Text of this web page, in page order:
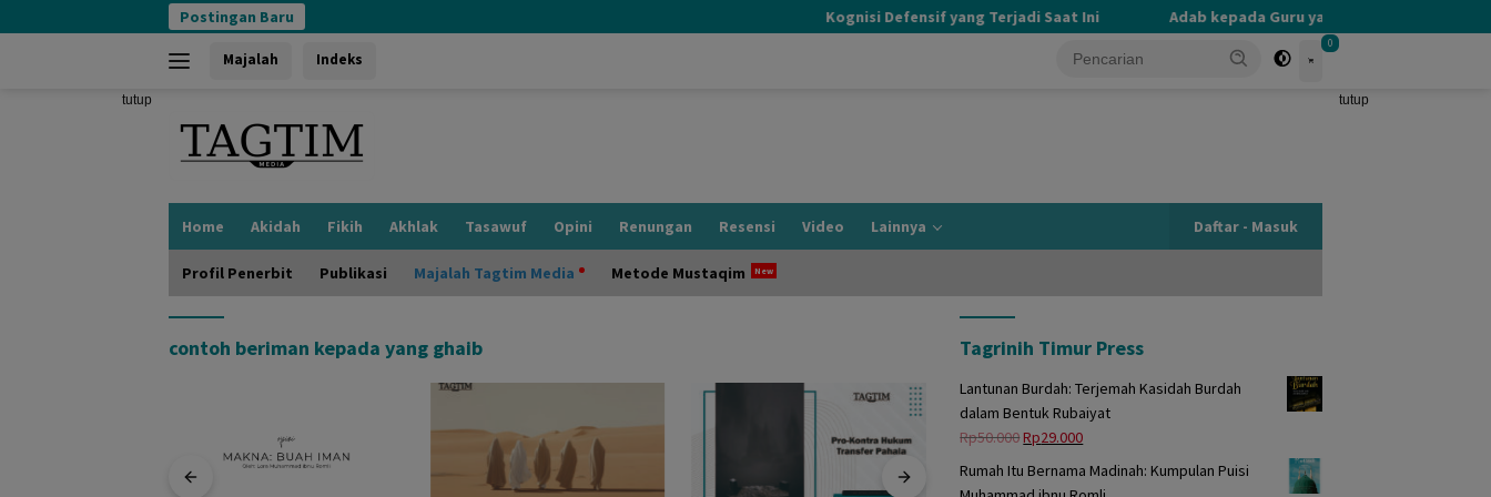
ke
Postingan Baru Kognisi Defensif yang Terjadi Saat Ini Adab kepada Guru yang Terlupakan
Majalah Indeks
0
tutup tutup
Home Akidah Fikih Akhlak Tasawuf Opini Renungan Resensi Video Lainnya Daftar - Masuk
Profil Penerbit Publikasi Majalah Tagtim Media Metode Mustaqim
contoh beriman kepada yang ghaib Tagrinih Timur Press
Lantunan Burdah: Terjemah Kasidah Burdah
dalam Bentuk Rubaiyat
Rp50.000Harga
adalah:
Rp29.000Harga
Rumah Itu Bernama Madinah: Kumpulan Puisi